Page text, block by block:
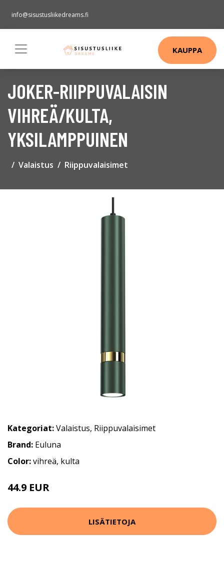
info@sisustusliikedreams.fi
KAUPPA
JOKER-RIIPPUVALAISIN
VIHREÄ/KULTA,
YKSILAMPPUINEN
Valaistus Riippuvalaisimet
Kategoriat:Valaistus, Riippuvalaisimet
Brand: Euluna
Color:vihreä, kulta
44.9 EUR
LISÄTIETOJA